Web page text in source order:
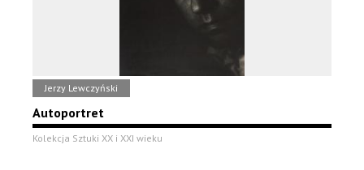
Jerzy Lewczyński
Autoportret
Kolekcja Sztuki XX i XXI wieku